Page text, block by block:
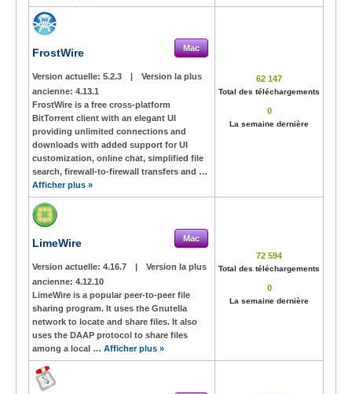
FrostWire Mac
Version actuelle: 5.2.3 |
Version la plus
ancienne: 4.13.1
FrostWire is a free cross-platform
BitTorrent client with an elegant UI
providing unlimited connections and
downloads with added support for UI
customization, online chat, simplified file
search, firewall-to-firewall transfers and …
Afficher plus »
62 147
Total des téléchargements
0
La semaine dernière
LimeWire Mac
Version actuelle: 4.16.7 |
Version la plus
ancienne: 4.12.10
LimeWire is a popular peer-to-peer file
sharing program. It uses the Gnutella
network to locate and share files. It also
uses the DAAP protocol to share files
among a local … Afficher plus »
72 594
Total des téléchargements
0
La semaine dernière